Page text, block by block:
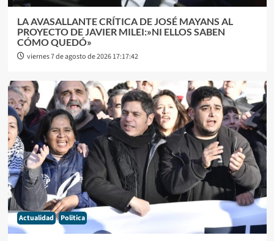
LA AVASALLANTE CRÍTICA DE JOSÉ MAYANS AL
PROYECTO DE JAVIER MILEI:»NI ELLOS SABEN
CÓMO QUEDÓ»
viernes 7 de agosto de 2026 17:17:42
Actualidad Politica